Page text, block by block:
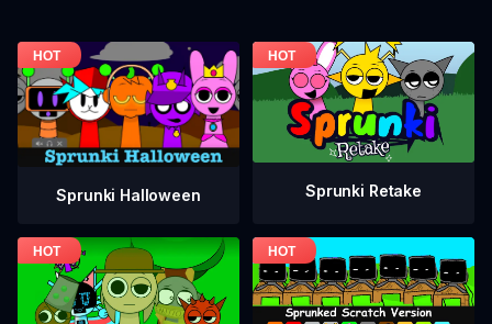
Sprunki Halloween Sprunki Retake